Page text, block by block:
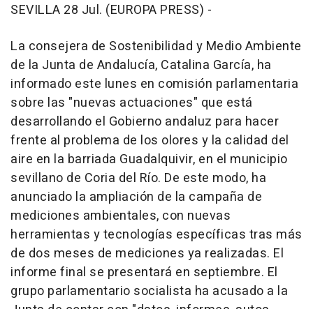
SEVILLA 28 Jul. (EUROPA PRESS) -
La consejera de Sostenibilidad y Medio Ambiente
de la Junta de Andalucía, Catalina García, ha
informado este lunes en comisión parlamentaria
sobre las "nuevas actuaciones" que está
desarrollando el Gobierno andaluz para hacer
frente al problema de los olores y la calidad del
aire en la barriada Guadalquivir, en el municipio
sevillano de Coria del Río. De este modo, ha
anunciado la ampliación de la campaña de
mediciones ambientales, con nuevas
herramientas y tecnologías específicas tras más
de dos meses de mediciones ya realizadas. El
informe final se presentará en septiembre. El
grupo parlamentario socialista ha acusado a la